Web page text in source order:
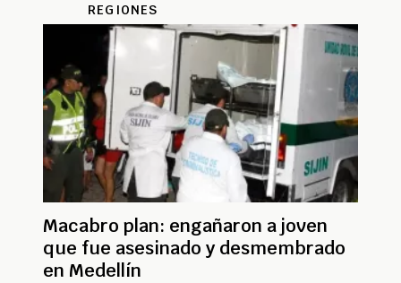
REGIONES
Macabro plan: engañaron a joven
que fue asesinado y desmembrado
en Medellín